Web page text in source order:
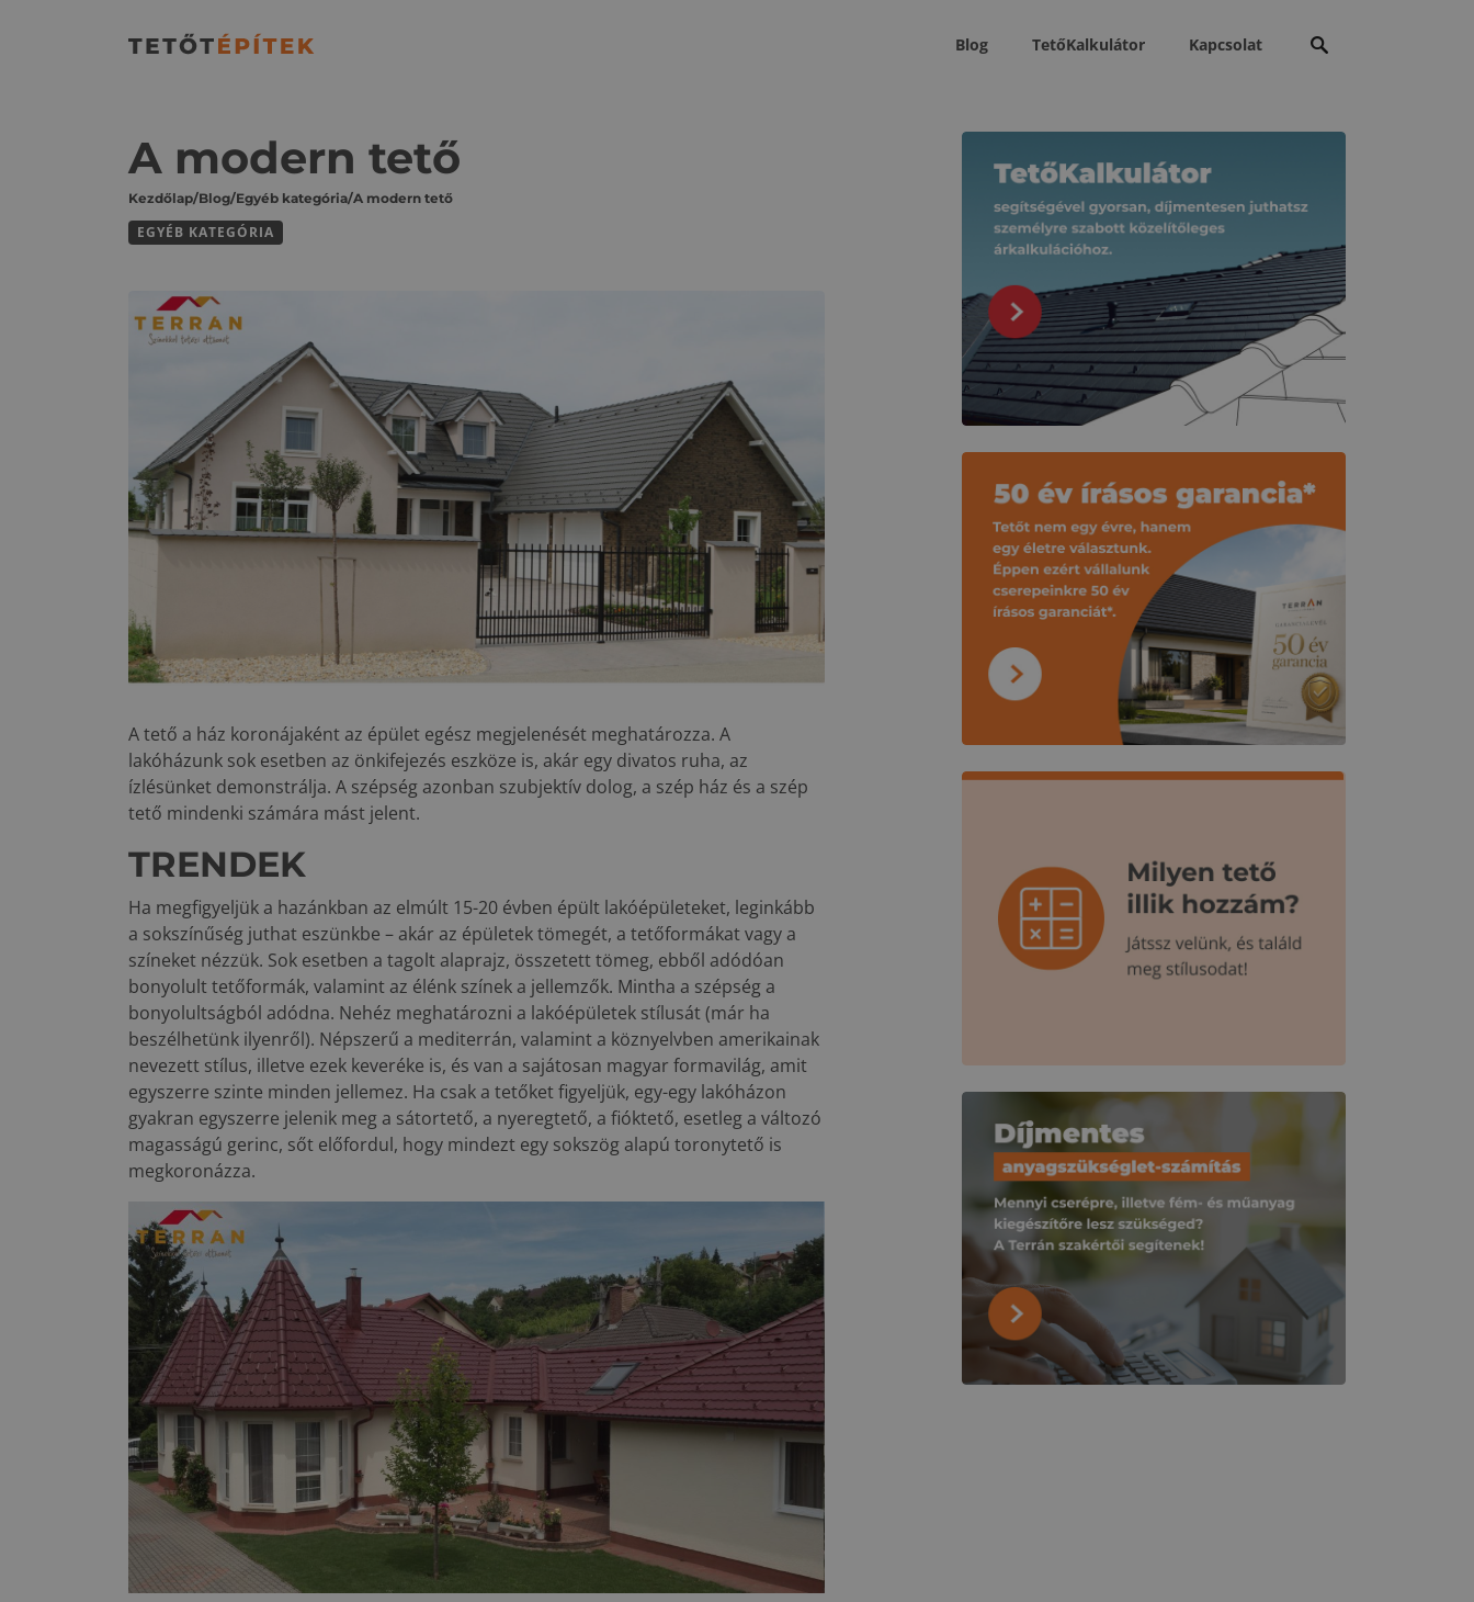
Blog TetőKalkulátor Kapcsolat Keresés:
A modern tető
Kezdőlap/Blog/Egyéb kategória/A modern tető
EGYÉB KATEGÓRIA
A tető a ház koronájaként az épület egész megjelenését meghatározza. A
lakóházunk sok esetben az önkifejezés eszköze is, akár egy divatos ruha, az
ízlésünket demonstrálja. A szépség azonban szubjektív dolog, a szép ház és a szép
tető mindenki számára mást jelent.
TRENDEK
Ha megfigyeljük a hazánkban az elmúlt 15-20 évben épült lakóépületeket, leginkább
a sokszínűség juthat eszünkbe – akár az épületek tömegét, a tetőformákat vagy a
színeket nézzük. Sok esetben a tagolt alaprajz, összetett tömeg, ebből adódóan
bonyolult tetőformák, valamint az élénk színek a jellemzők. Mintha a szépség a
bonyolultságból adódna. Nehéz meghatározni a lakóépületek stílusát (már ha
beszélhetünk ilyenről). Népszerű a mediterrán, valamint a köznyelvben amerikainak
nevezett stílus, illetve ezek keveréke is, és van a sajátosan magyar formavilág, amit
egyszerre szinte minden jellemez. Ha csak a tetőket figyeljük, egy-egy lakóházon
gyakran egyszerre jelenik meg a sátortető, a nyeregtető, a fióktető, esetleg a változó
magasságú gerinc, sőt előfordul, hogy mindezt egy sokszög alapú toronytető is
megkoronázza.